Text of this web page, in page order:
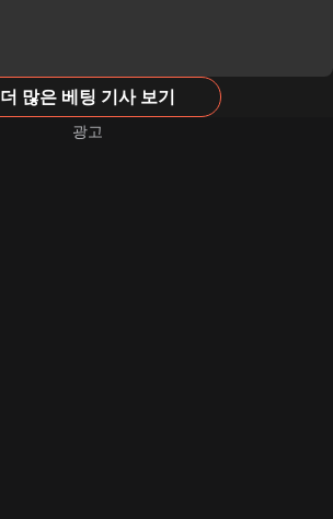
더 많은 베팅 기사 보기